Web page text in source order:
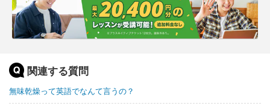
関連する質問
無味乾燥って英語でなんて言うの？